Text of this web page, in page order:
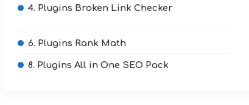
4. Plugins Broken Link Checker
6. Plugins Rank Math
8. Plugins All in One SEO Pack